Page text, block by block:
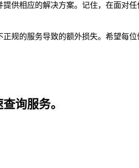
供相应的解决方案。记住，在面对
规的服务导致的额外损失。希望每
询服务。